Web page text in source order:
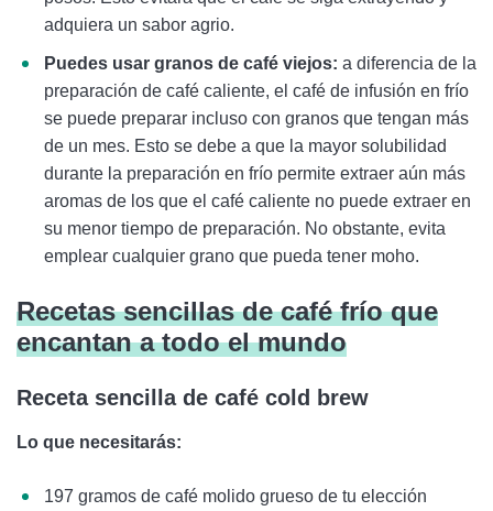
adquiera un sabor agrio.
Puedes usar granos de café viejos: a diferencia de la
preparación de café caliente, el café de infusión en frío
se puede preparar incluso con granos que tengan más
de un mes. Esto se debe a que la mayor solubilidad
durante la preparación en frío permite extraer aún más
aromas de los que el café caliente no puede extraer en
su menor tiempo de preparación. No obstante, evita
emplear cualquier grano que pueda tener moho.
Recetas sencillas de café frío que
encantan a todo el mundo
Receta sencilla de café cold brew
Lo que necesitarás:
197 gramos de café molido grueso de tu elección